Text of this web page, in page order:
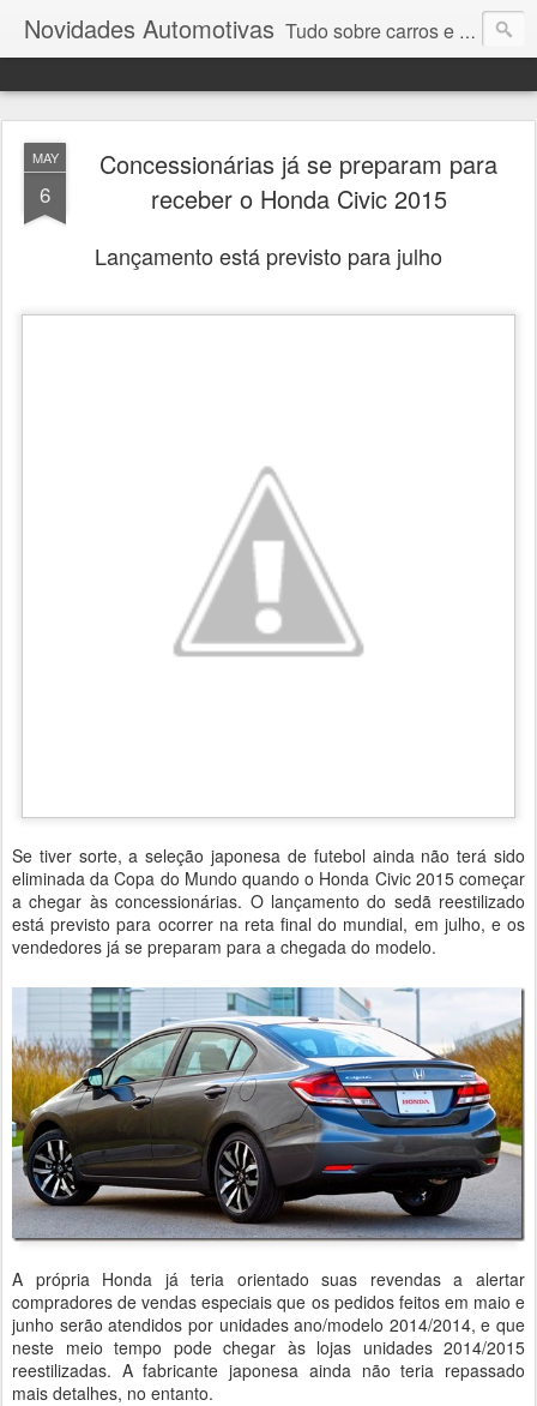
Novidades Automotivas Tudo sobre carros e motores
MAY
6
Concessionárias já se preparam para
receber o Honda Civic 2015
Lançamento está previsto para julho
Se tiver sorte, a seleção japonesa de futebol ainda não terá sido
eliminada da Copa do Mundo quando o Honda Civic 2015 começar
a chegar às concessionárias. O lançamento do sedã reestilizado
está previsto para ocorrer na reta final do mundial, em julho, e os
vendedores já se preparam para a chegada do modelo.
A própria Honda já teria orientado suas revendas a alertar
compradores de vendas especiais que os pedidos feitos em maio e
junho serão atendidos por unidades ano/modelo 2014/2014, e que
neste meio tempo pode chegar às lojas unidades 2014/2015
reestilizadas. A fabricante japonesa ainda não teria repassado
mais detalhes, no entanto.